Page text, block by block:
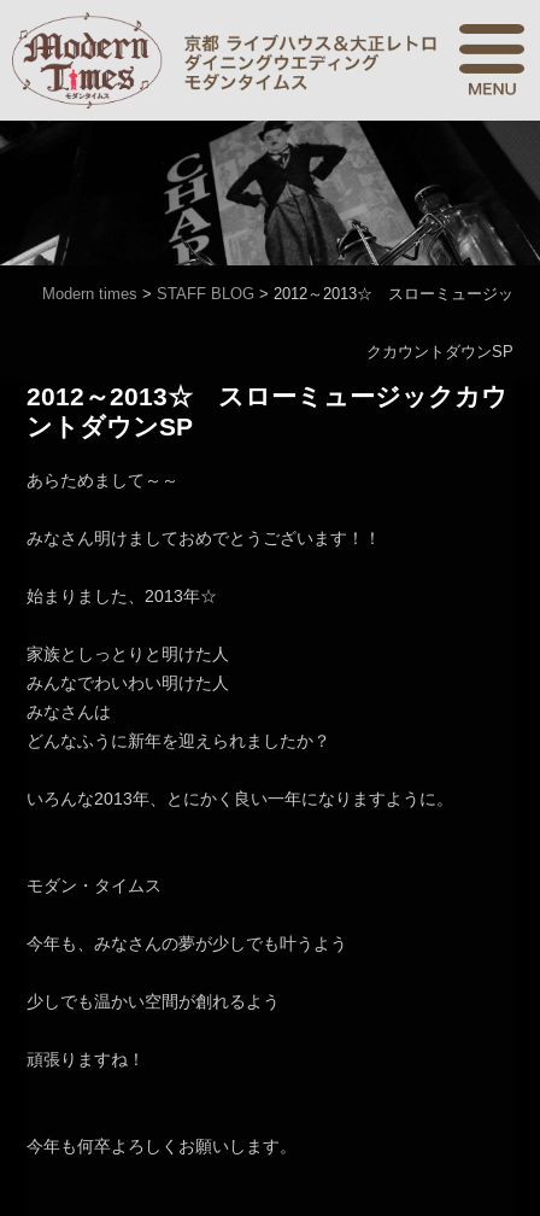
Modern times > STAFF BLOG > 2012～2013☆ スローミュージッ
クカウントダウンSP
2012～2013☆ スローミュージックカウ
ントダウンSP
あらためまして～～
みなさん明けましておめでとうございます！！
始まりました、2013年☆
家族としっとりと明けた人
みんなでわいわい明けた人
みなさんは
どんなふうに新年を迎えられましたか？
いろんな2013年、とにかく良い一年になりますように。
モダン・タイムス
今年も、みなさんの夢が少しでも叶うよう
少しでも温かい空間が創れるよう
頑張りますね！
今年も何卒よろしくお願いします。